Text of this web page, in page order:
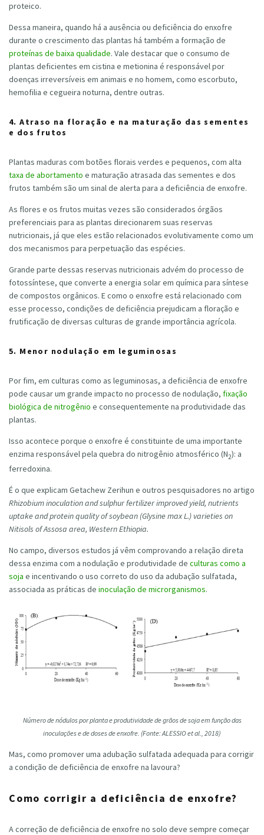
proteico.
Dessa maneira, quando há a ausência ou deficiência do enxofre
durante o crescimento das plantas há também a formação de
proteínas de baixa qualidade. Vale destacar que o consumo de
plantas deficientes em cistina e metionina é responsável por
doenças irreversíveis em animais e no homem, como escorbuto,
hemofilia e cegueira noturna, dentre outras.
4. Atraso na floração e na maturação das sementes
e dos frutos
Plantas maduras com botões florais verdes e pequenos, com alta
taxa de abortamento e maturação atrasada das sementes e dos
frutos também são um sinal de alerta para a deficiência de enxofre.
As flores e os frutos muitas vezes são considerados órgãos
preferenciais para as plantas direcionarem suas reservas
nutricionais, já que eles estão relacionados evolutivamente como um
dos mecanismos para perpetuação das espécies.
Grande parte dessas reservas nutricionais advém do processo de
fotossíntese, que converte a energia solar em química para síntese
de compostos orgânicos. E como o enxofre está relacionado com
esse processo, condições de deficiência prejudicam a floração e
frutificação de diversas culturas de grande importância agrícola.
5. Menor nodulação em leguminosas
Por fim, em culturas como as leguminosas, a deficiência de enxofre
pode causar um grande impacto no processo de nodulação, fixação
biológica de nitrogênio e consequentemente na produtividade das
plantas.
Isso acontece porque o enxofre é constituinte de uma importante
enzima responsável pela quebra do nitrogênio atmosférico (N2): a
ferredoxina.
É o que explicam Getachew Zerihun e outros pesquisadores no artigo
Rhizobium inoculation and sulphur fertilizer improved yield, nutrients
uptake and protein quality of soybean (Glysine max L.) varieties on
Nitisols of Assosa area, Western Ethiopia.
No campo, diversos estudos já vêm comprovando a relação direta
dessa enzima com a nodulação e produtividade de culturas como a
soja e incentivando o uso correto do uso da adubação sulfatada,
associada as práticas de inoculação de microrganismos.
Número de nódulos por planta e produtividade de grãos de soja em função das
inoculações e de doses de enxofre. (Fonte: ALESSIO et al., 2018)
Mas, como promover uma adubação sulfatada adequada para corrigir
a condição de deficiência de enxofre na lavoura?
Como corrigir a deficiência de enxofre?
A correção de deficiência de enxofre no solo deve sempre começar